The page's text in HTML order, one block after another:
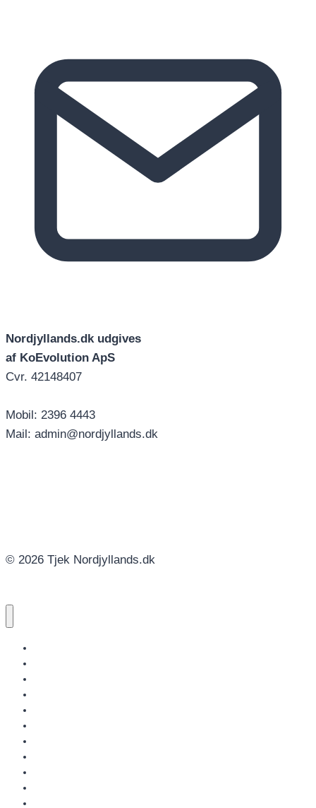
Nordjyllands.dk udgives
af KoEvolution ApS
Cvr. 42148407
Mobil: 2396 4443
Mail: admin@nordjyllands.dk
© 2026 Tjek Nordjyllands.dk